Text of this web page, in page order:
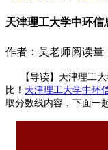
天津理工大学中环信
作者：吴老师阅读量
【导读】天津理工大
比！ 天津理工大学中环
取分数线内容，下面一